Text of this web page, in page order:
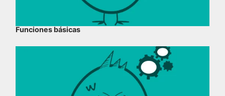
Funciones básicas